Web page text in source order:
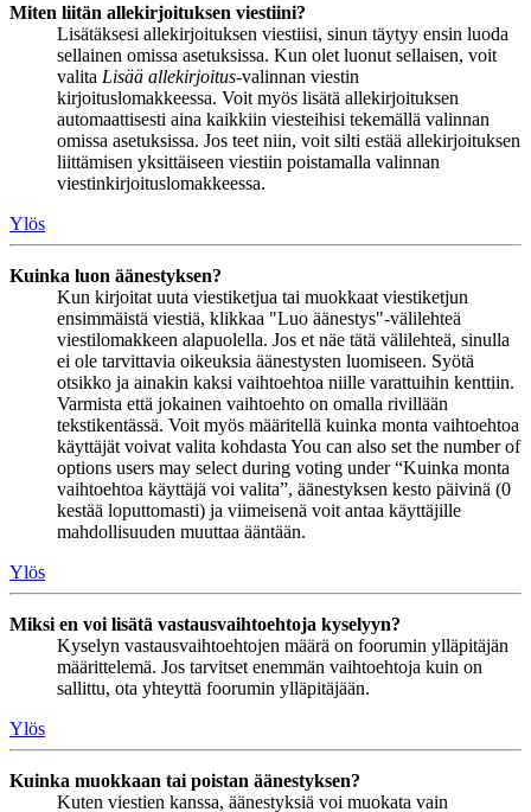
Miten liitän allekirjoituksen viestiini?
Lisätäksesi allekirjoituksen viestiisi, sinun täytyy ensin luoda
sellainen omissa asetuksissa. Kun olet luonut sellaisen, voit
valita Lisää allekirjoitus-valinnan viestin
kirjoituslomakkeessa. Voit myös lisätä allekirjoituksen
automaattisesti aina kaikkiin viesteihisi tekemällä valinnan
omissa asetuksissa. Jos teet niin, voit silti estää allekirjoituksen
liittämisen yksittäiseen viestiin poistamalla valinnan
viestinkirjoituslomakkeessa.
Ylös
Kuinka luon äänestyksen?
Kun kirjoitat uuta viestiketjua tai muokkaat viestiketjun
ensimmäistä viestiä, klikkaa "Luo äänestys"-välilehteä
viestilomakkeen alapuolella. Jos et näe tätä välilehteä, sinulla
ei ole tarvittavia oikeuksia äänestysten luomiseen. Syötä
otsikko ja ainakin kaksi vaihtoehtoa niille varattuihin kenttiin.
Varmista että jokainen vaihtoehto on omalla rivillään
tekstikentässä. Voit myös määritellä kuinka monta vaihtoehtoa
käyttäjät voivat valita kohdasta You can also set the number of
options users may select during voting under “Kuinka monta
vaihtoehtoa käyttäjä voi valita”, äänestyksen kesto päivinä (0
kestää loputtomasti) ja viimeisenä voit antaa käyttäjille
mahdollisuuden muuttaa ääntään.
Ylös
Miksi en voi lisätä vastausvaihtoehtoja kyselyyn?
Kyselyn vastausvaihtoehtojen määrä on foorumin ylläpitäjän
määrittelemä. Jos tarvitset enemmän vaihtoehtoja kuin on
sallittu, ota yhteyttä foorumin ylläpitäjään.
Ylös
Kuinka muokkaan tai poistan äänestyksen?
Kuten viestien kanssa, äänestyksiä voi muokata vain